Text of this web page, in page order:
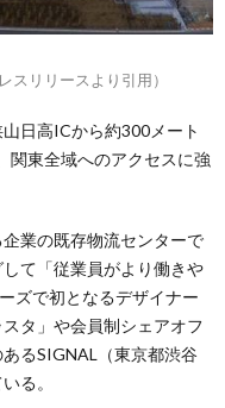
スリリースより引用）
日高ICから約300メート
関東全域へのアクセスに強
業の既存物流センターで
て「従業員がより働きや
ズで初となるデザイナー
タ」や会員制シェアオフ
るSIGNAL（東京都渋谷
る。